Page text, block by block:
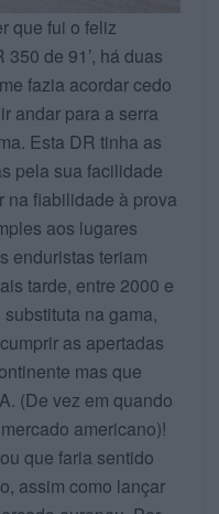
que fui o feliz
de 91’, há duas
fazia acordar cedo
andar para a serra
Esta DR tinha as
pela sua facilidade
na fiabilidade à prova
aos lugares
enduristas teriam
tarde, entre 2000 e
na gama,
as apertadas
mas que
(De vez em quando
americano)!
que faria sentido
assim como lançar